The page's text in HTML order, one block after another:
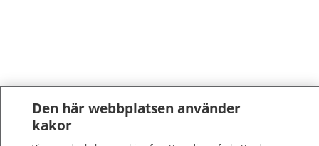
Den här webbplatsen använder
kakor